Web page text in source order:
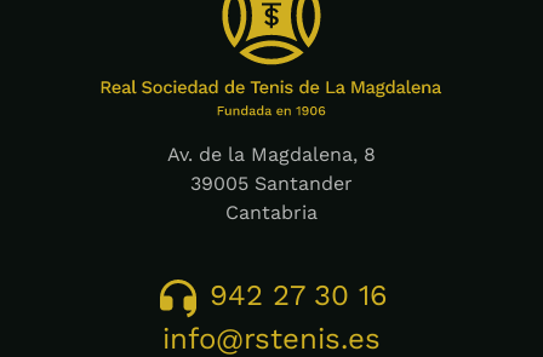
Av. de la Magdalena, 8
39005 Santander
Cantabria
942 27 30 16
info@rstenis.es